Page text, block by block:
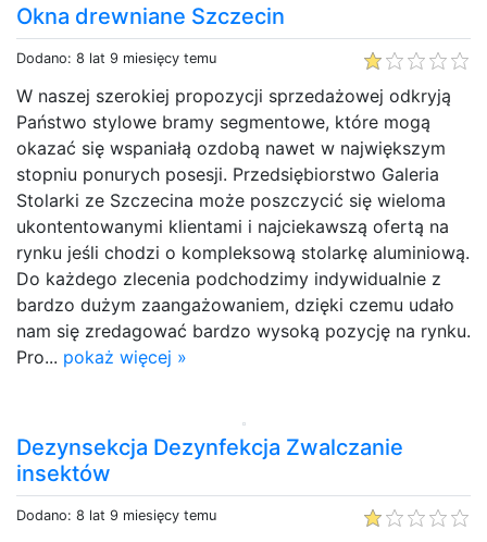
Okna drewniane Szczecin
Dodano: 8 lat 9 miesięcy temu
W naszej szerokiej propozycji sprzedażowej odkryją
Państwo stylowe bramy segmentowe, które mogą
okazać się wspaniałą ozdobą nawet w największym
stopniu ponurych posesji. Przedsiębiorstwo Galeria
Stolarki ze Szczecina może poszczycić się wieloma
ukontentowanymi klientami i najciekawszą ofertą na
rynku jeśli chodzi o kompleksową stolarkę aluminiową.
Do każdego zlecenia podchodzimy indywidualnie z
bardzo dużym zaangażowaniem, dzięki czemu udało
nam się zredagować bardzo wysoką pozycję na rynku.
Pro... pokaż więcej »
Dezynsekcja Dezynfekcja Zwalczanie
insektów
Dodano: 8 lat 9 miesięcy temu